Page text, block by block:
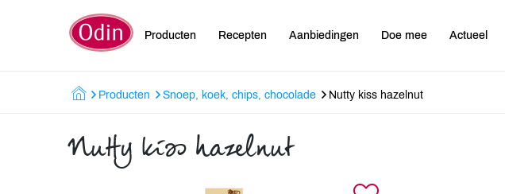
Producten Recepten Aanbiedingen Doe mee Actueel
Producten Snoep, koek, chips, chocolade Nutty kiss hazelnut
Nutty kiss hazelnut